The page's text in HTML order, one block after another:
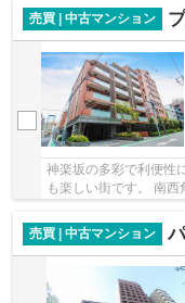
売買 | 中古マンション
神楽坂の多彩で利便性
も楽しい街です。 南西
売買 | 中古マンション
パ